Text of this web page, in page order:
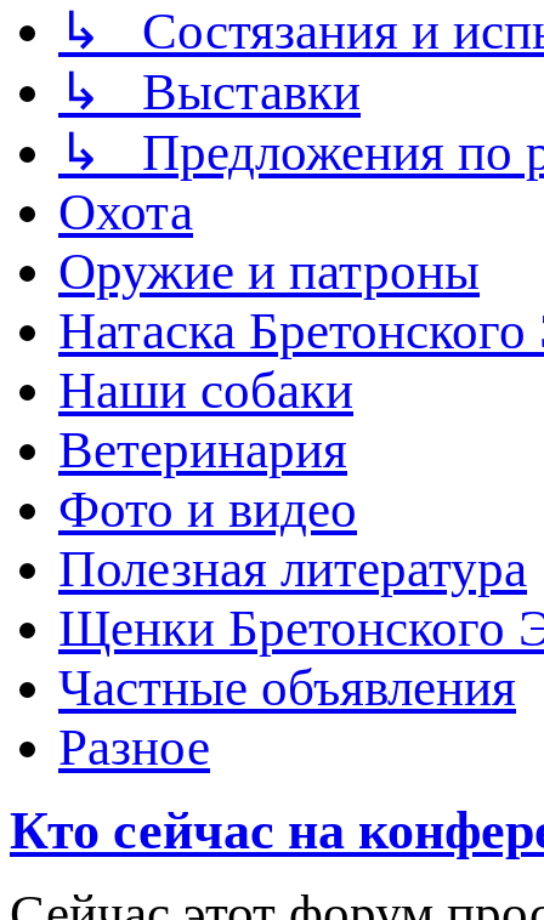
↳ Состязания и
↳ Выставки
↳ Предложения по
Охота
Оружие и патроны
Натаска
Наши собаки
Ветеринария
Фото и видео
Полезная литература
Щенки Бретонского
Частные объявления
Разное
Кто сейчас на